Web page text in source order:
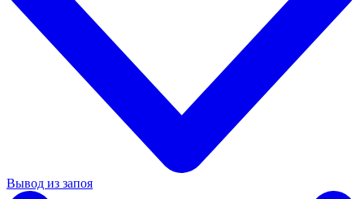
Вывод из запоя